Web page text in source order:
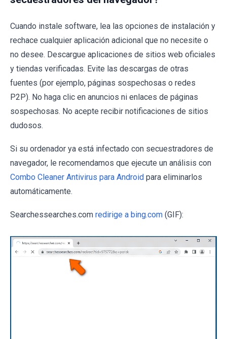
Cuando instale software, lea las opciones de instalación y
rechace cualquier aplicación adicional que no necesite o
no desee. Descargue aplicaciones de sitios web oficiales
y tiendas verificadas. Evite las descargas de otras
fuentes (por ejemplo, páginas sospechosas o redes
P2P). No haga clic en anuncios ni enlaces de páginas
sospechosas. No acepte recibir notificaciones de sitios
dudosos.
Si su ordenador ya está infectado con secuestradores de
navegador, le recomendamos que ejecute un análisis con
Combo Cleaner Antivirus para Android para eliminarlos
automáticamente.
Searchessearches.com redirige a bing.com (GIF):